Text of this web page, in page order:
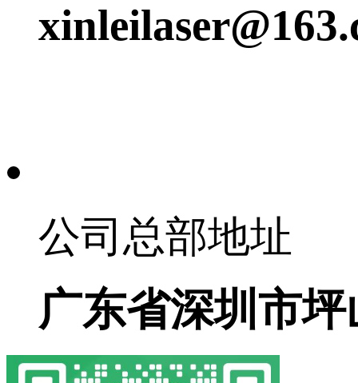
公司总部地址
广东省深圳市